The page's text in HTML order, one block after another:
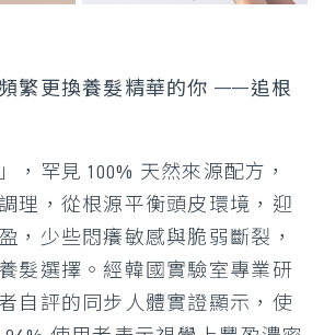
繁更換養髮精華的你 ——追根
，罕見 100% 天然來源配方，
理，從根源平衡頭皮環境，迎
，少些悶癢敏感與脆弱斷裂，
髮選擇。經韓國實驗室專業研
自評的同步人體實證顯示，使